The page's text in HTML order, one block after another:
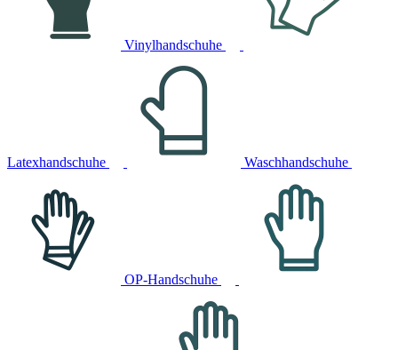
Vinylhandschuhe
Latexhandschuhe Waschhandschuhe
OP-Handschuhe